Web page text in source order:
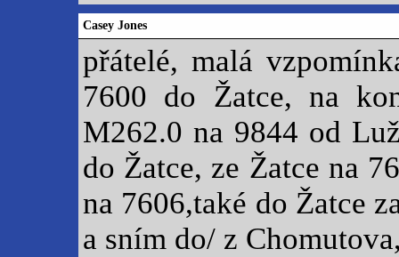
Casey Jones
přátelé, malá
7600 do Žatce, na
M262.0 na 9844 od
do Žatce, ze Žatce na
na 7606,také do Žatce
a sním do/ z